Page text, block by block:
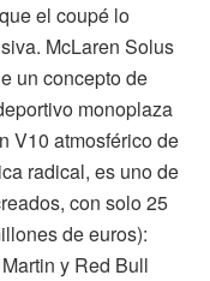
el coupé lo
McLaren Solus
un concepto de
monoplaza
V10 atmosférico de
radical, es uno de
con solo 25
de euros):
y Red Bull